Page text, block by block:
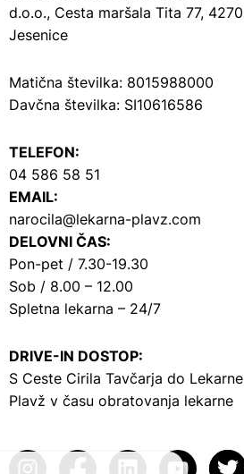
d.o.o., Cesta maršala Tita 77, 4270
Jesenice
Matična številka: 8015988000
Davčna številka: SI10616586
TELEFON:
04 586 58 51
EMAIL:
narocila@lekarna-plavz.com
DELOVNI ČAS:
Pon-pet / 7.30-19.30
Sob / 8.00 – 12.00
Spletna lekarna – 24/7
DRIVE-IN DOSTOP:
S Ceste Cirila Tavčarja do Lekarne
Plavž v času obratovanja lekarne